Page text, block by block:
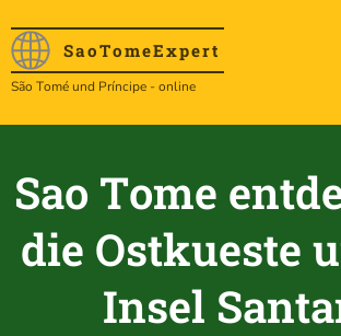
SaoTomeExpert
São Tomé und Príncipe - online
Sao Tome
die Ostkueste
Insel